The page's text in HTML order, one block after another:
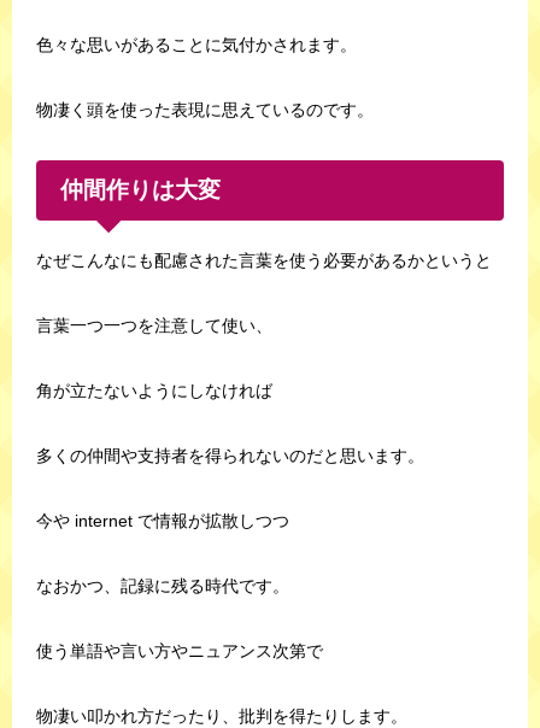
色々な思いがあることに気付かされます。
物凄く頭を使った表現に思えているのです。
仲間作りは大変
なぜこんなにも配慮された言葉を使う必要があるかというと
言葉一つ一つを注意して使い、
角が立たないようにしなければ
多くの仲間や支持者を得られないのだと思います。
今や internet で情報が拡散しつつ
なおかつ、記録に残る時代です。
使う単語や言い方やニュアンス次第で
物凄い叩かれ方だったり、批判を得たりします。